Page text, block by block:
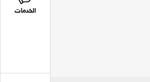
الخدمات